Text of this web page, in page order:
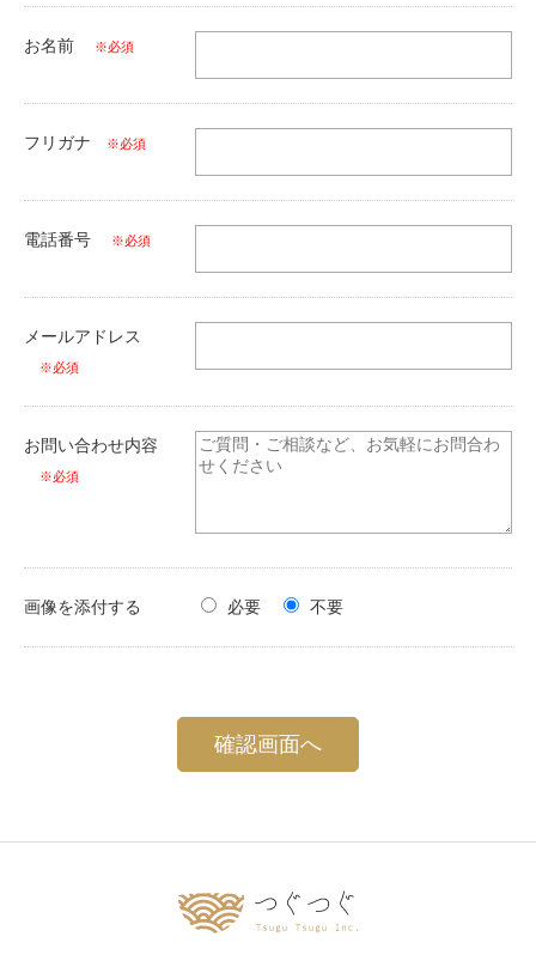
お名前 ※必須
フリガナ ※必須
電話番号 ※必須
メールアドレス
※必須
お問い合わせ内容
※必須
画像を添付する 必要 不要